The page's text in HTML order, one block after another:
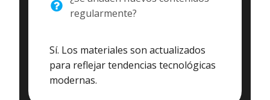
regularmente?
Sí. Los materiales son actualizados
para reflejar tendencias tecnológicas
modernas.